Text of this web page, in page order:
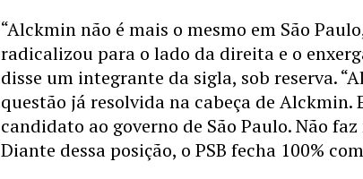
“Alckmin não é mais o mesmo em São
radicalizou para o lado da direita e o
disse um integrante da sigla, sob reserva.
questão já resolvida na cabeça de Alckmin.
candidato ao governo de São Paulo. Não
Diante dessa posição, o PSB fecha 100%